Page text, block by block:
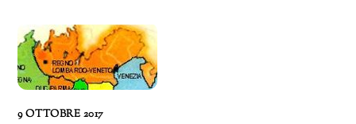
9 OTTOBRE 2017